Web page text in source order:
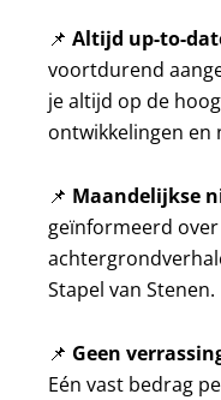
📌 Altijd up-to-
voortdurend
je altijd op de
ontwikkelingen en
📌 Maandelijkse
geïnformeerd
Stapel van Stenen.
📌 Geen
Eén vast bedrag